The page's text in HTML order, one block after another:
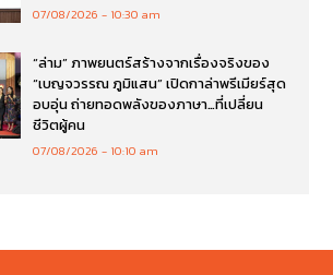
07/08/2026 10:30 am
“ล่าม” ภาพยนตร์สร้างจากเรื่องจริงของ
“เบญจวรรณ ภูมิแสน” เปิดกาล่าพรีเมียร์สุด
อบอุ่น ถ่ายทอดพลังของภาษา…ที่เปลี่ยน
ชีวิตผู้คน
07/08/2026 10:10 am